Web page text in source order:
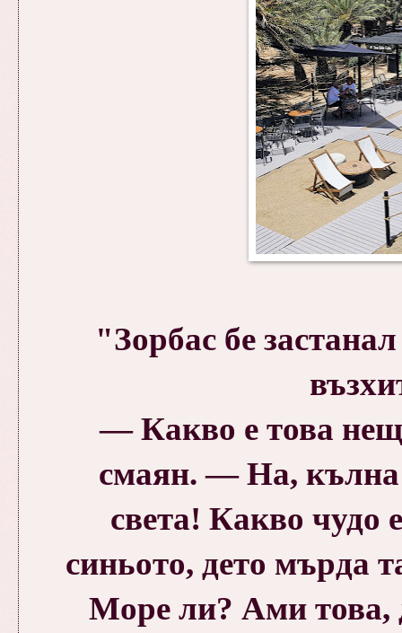
"Зорбас бе
— Какво е това
смаян. — На, кълна
света! Какво чудо
синьото, дето мърда
Море ли? Ами това,